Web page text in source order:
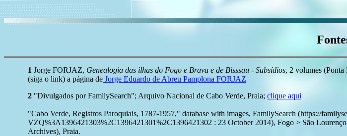
1 Jorge FORJAZ, Genealogia das ilhas do Fogo e Brava e de Bisssau - Subsídios, 2 volumes
(siga o link) a página de Jorge Eduardo de Abreu Pamplona FORJAZ
2 "Divulgados por FamilySearch"; Arquivo Nacional de Cabo Verde, Praia; clique aqui
"Cabo Verde, Registros Paroquiais, 1787-1957," database with images, FamilySearch (https://
VZQ%3A1396421303%2C1396421301%2C1396421302 : 23 October 2014), Fogo > São
Archives), Praia.